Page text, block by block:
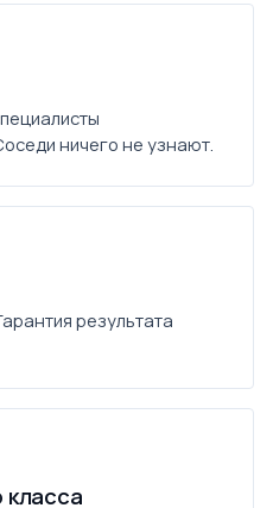
ничего не узнают.
результата
класса